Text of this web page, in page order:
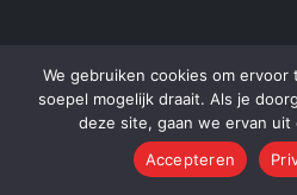
We gebruiken cookies om
soepel mogelijk draait. Als je
deze site, gaan we ervan
Accepteren